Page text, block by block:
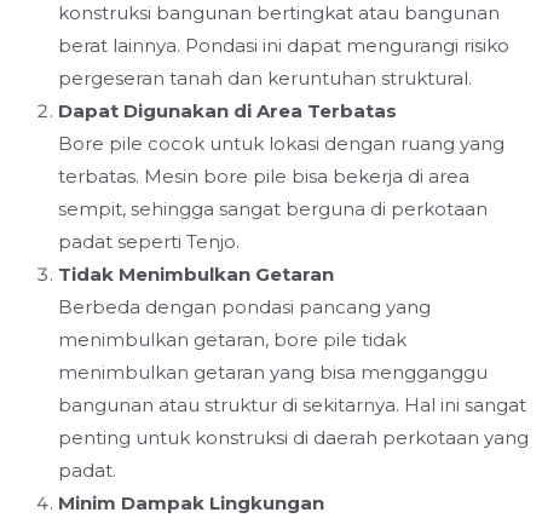
konstruksi bangunan bertingkat atau bangunan
berat lainnya. Pondasi ini dapat mengurangi risiko
pergeseran tanah dan keruntuhan struktural.
Dapat Digunakan di Area Terbatas
Bore pile cocok untuk lokasi dengan ruang yang
terbatas. Mesin bore pile bisa bekerja di area
sempit, sehingga sangat berguna di perkotaan
padat seperti Tenjo.
Tidak Menimbulkan Getaran
Berbeda dengan pondasi pancang yang
menimbulkan getaran, bore pile tidak
menimbulkan getaran yang bisa mengganggu
bangunan atau struktur di sekitarnya. Hal ini sangat
penting untuk konstruksi di daerah perkotaan yang
padat.
Minim Dampak Lingkungan